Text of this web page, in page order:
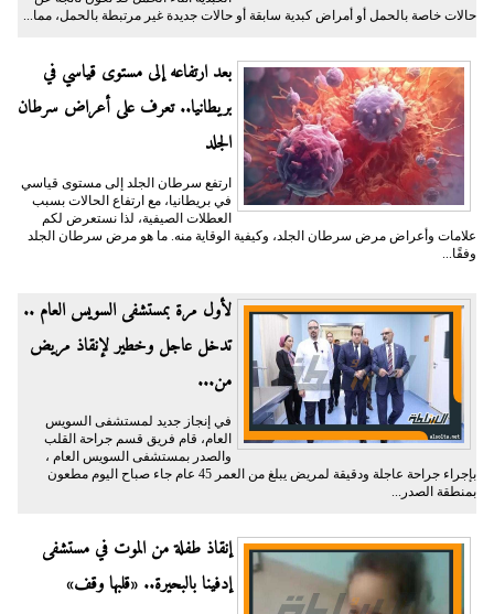
حالات خاصة بالحمل أو أمراض كبدية سابقة أو حالات جديدة غير مرتبطة بالحمل، مما...
بعد ارتفاعه إلى مستوى قياسي في
بريطانيا.. تعرف على أعراض سرطان
الجلد
ارتفع سرطان الجلد إلى مستوى قياسي
في بريطانيا، مع ارتفاع الحالات بسبب
العطلات الصيفية، لذا نستعرض لكم
علامات وأعراض مرض سرطان الجلد، وكيفية الوقاية منه. ما هو مرض سرطان الجلد
وفقًا...
لأول مرة بمستشفى السويس العام ..
تدخل عاجل وخطير لإنقاذ مريض
من...
في إنجاز جديد لمستشفى السويس
العام، قام فريق قسم جراحة القلب
والصدر بمستشفى السويس العام ،
بإجراء جراحة عاجلة ودقيقة لمريض يبلغ من العمر 45 عام جاء صباح اليوم مطعون
بمنطقة الصدر...
إنقاذ طفلة من الموت في مستشفى
إدفينا بالبحيرة.. «قلبها وقف»